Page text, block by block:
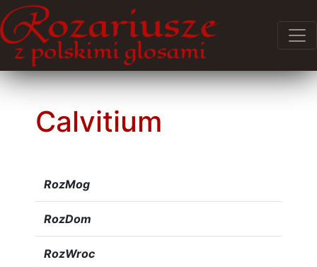
Calvitium
RozMog
RozDom
RozWroc